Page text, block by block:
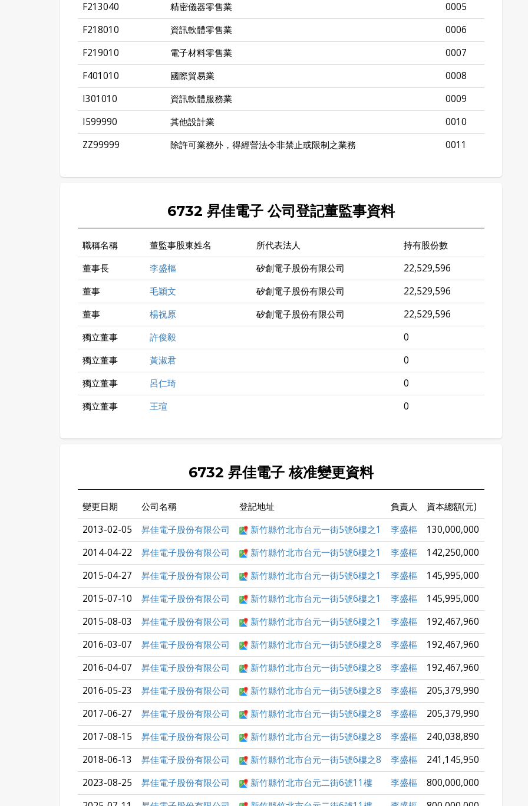
F213040
精密儀器零售業
0005
F218010
資訊軟體零售業
0006
F219010
電子材料零售業
0007
F401010
國際貿易業
0008
I301010
資訊軟體服務業
0009
I599990
其他設計業
0010
ZZ99999
除許可業務外，得經營法令非禁止或限制之業務 0011
6732 昇佳電子 公司登記董監事資料
職稱名稱 董監事股東姓名 所代表法人
持有股份數
董事長
李盛樞 矽創電子股份有限公司
22,529,596
董事
毛穎文 矽創電子股份有限公司
22,529,596
董事
楊祝原 矽創電子股份有限公司
22,529,596
獨立董事
許俊毅
0
獨立董事
黃淑君
0
獨立董事
呂仁琦
0
獨立董事
王瑄 0
6732 昇佳電子 核准變更資料
變更日期 公司名稱 登記地址 負責人
資本總額(元)
2013-02-05
昇佳電子股份有限公司 新竹縣竹北市台元一街5號6樓之1 李盛樞
130,000,000
2014-04-22
昇佳電子股份有限公司 新竹縣竹北市台元一街5號6樓之1 李盛樞
142,250,000
2015-04-27
昇佳電子股份有限公司 新竹縣竹北市台元一街5號6樓之1 李盛樞
145,995,000
2015-07-10
昇佳電子股份有限公司 新竹縣竹北市台元一街5號6樓之1 李盛樞
145,995,000
2015-08-03
昇佳電子股份有限公司 新竹縣竹北市台元一街5號6樓之1 李盛樞
192,467,960
2016-03-07
昇佳電子股份有限公司 新竹縣竹北市台元一街5號6樓之8 李盛樞
192,467,960
2016-04-07
昇佳電子股份有限公司 新竹縣竹北市台元一街5號6樓之8 李盛樞
192,467,960
2016-05-23
昇佳電子股份有限公司 新竹縣竹北市台元一街5號6樓之8 李盛樞
205,379,990
2017-06-27
昇佳電子股份有限公司 新竹縣竹北市台元一街5號6樓之8 李盛樞
205,379,990
2017-08-15
昇佳電子股份有限公司 新竹縣竹北市台元一街5號6樓之8 李盛樞
240,038,890
2018-06-13
昇佳電子股份有限公司 新竹縣竹北市台元一街5號6樓之8 李盛樞
241,145,950
2023-08-25
昇佳電子股份有限公司 新竹縣竹北市台元二街6號11樓 李盛樞
800,000,000